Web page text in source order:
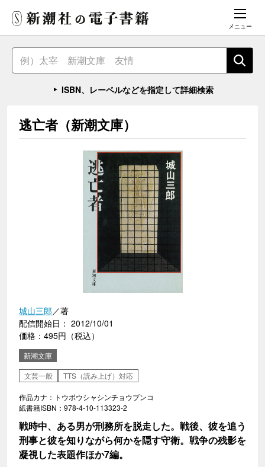
メニュー
ISBN、レーベルなどを指定して詳細検索
逃亡者（新潮文庫）
城山三郎／著
配信開始日： 2012/10/01
価格：495円（税込）
新潮文庫
文芸一般
TTS（読み上げ）対応
作品カナ：トウボウシャシンチョウブンコ
紙書籍ISBN：978-4-10-113323-2
戦時中、ある男が刑務所を脱走した。戦後、彼を追う
刑事と彼を知りながら何かを隠す守衛。戦争の残影を
凝視した表題作ほか7編。